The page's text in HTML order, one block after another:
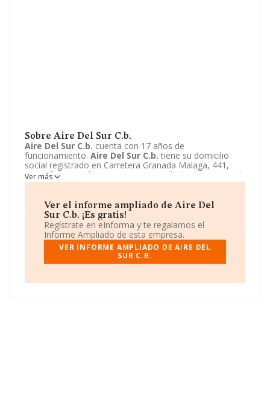
Sobre Aire Del Sur C.b.
Aire Del Sur C.b. cuenta con 17 años de
funcionamiento. Aire Del Sur C.b. tiene su domicilio
social registrado en Carretera Granada Malaga, 441,
Santa fe, Granada. Enmarca su actividad CNAE principal
como 4633 - Comercio al por mayor de productos
Sur C.b.aparece inscrita como Comunidad de bienes.
Ver más
Ver el informe ampliado de Aire Del
Sur C.b. ¡Es gratis!
Regístrate en eInforma y te regalamos el
Informe Ampliado de esta empresa.
VER INFORME AMPLIADO DE AIRE DEL
SUR C.B.